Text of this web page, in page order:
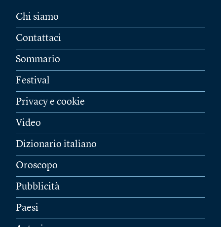
Chi siamo
Contattaci
Sommario
Festival
Privacy e cookie
Video
Dizionario italiano
Oroscopo
Pubblicità
Paesi